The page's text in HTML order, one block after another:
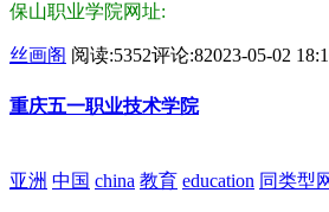
保山职业学院网址:
丝画阁 阅读:5352评论:82023-05-02
重庆五一职业技术学院
亚洲 中国 china 教育 education 同类型